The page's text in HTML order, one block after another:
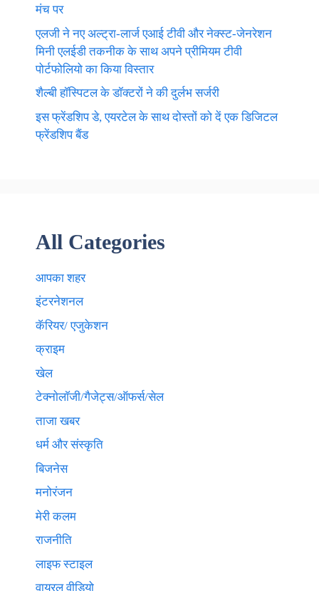
मंच पर
एलजी ने नए अल्ट्रा-लार्ज एआई टीवी और नेक्स्ट-जेनरेशन
मिनी एलईडी तकनीक के साथ अपने प्रीमियम टीवी
पोर्टफोलियो का किया विस्तार
शैल्बी हॉस्पिटल के डॉक्टरों ने की दुर्लभ सर्जरी
इस फ्रेंडशिप डे, एयरटेल के साथ दोस्तों को दें एक डिजिटल
फ्रेंडशिप बैंड
All Categories
आपका शहर
इंटरनेशनल
कॅरियर/ एजुकेशन
क्राइम
खेल
टेक्नाेलाॅजी/गैजेट्स/ऑफर्स/सेल
ताजा खबर
धर्म और संस्कृति
बिजनेस
मनोरंजन
मेरी कलम
राजनीति
लाइफ स्टाइल
वायरल वीडियो